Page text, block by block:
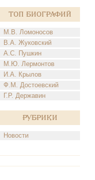
Топ Биографий
М.В. Ломоносов
В.А. Жуковский
А.С. Пушкин
М.Ю. Лермонтов
И.А. Крылов
Ф.М. Достоевский
Г.Р. Державин
Рубрики
Новости